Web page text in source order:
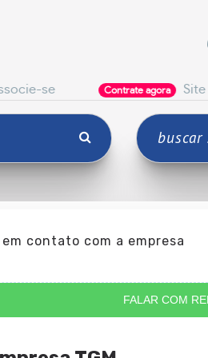
Contrate agora Site Industrial
contato com a empresa
FALAR COM